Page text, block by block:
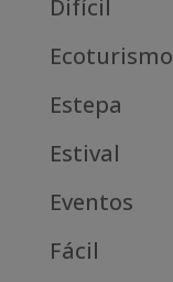
Difícil
Ecoturismo
Estepa
Estival
Eventos
Fácil